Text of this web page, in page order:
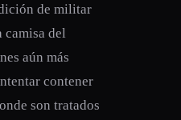
de militar
camisa del
aún más
contener
son tratados